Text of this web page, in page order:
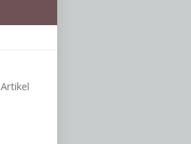
Artikel